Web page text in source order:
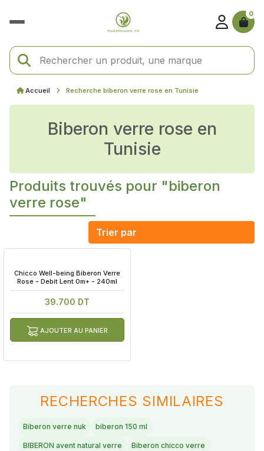
0
Accueil Recherche biberon verre rose en Tunisie
biberon verre rose en
Tunisie
Produits trouvés pour "biberon
verre rose"
Chicco Well-being Biberon Verre
Rose - Debit Lent 0m+ - 240ml
39.700 DT
AJOUTER AU PANIER
RECHERCHES SIMILAIRES
Biberon verre nuk biberon 150 ml
BIBERON avent natural verre Biberon chicco verre